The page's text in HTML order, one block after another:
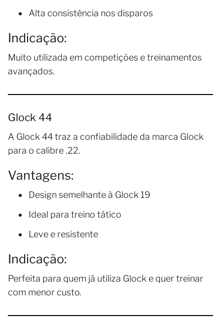
Alta consistência nos disparos
Indicação:
Muito utilizada em competições e treinamentos
avançados.
Glock 44
A Glock 44 traz a confiabilidade da marca Glock
para o calibre .22.
Vantagens:
Design semelhante à Glock 19
Ideal para treino tático
Leve e resistente
Indicação:
Perfeita para quem já utiliza Glock e quer treinar
com menor custo.